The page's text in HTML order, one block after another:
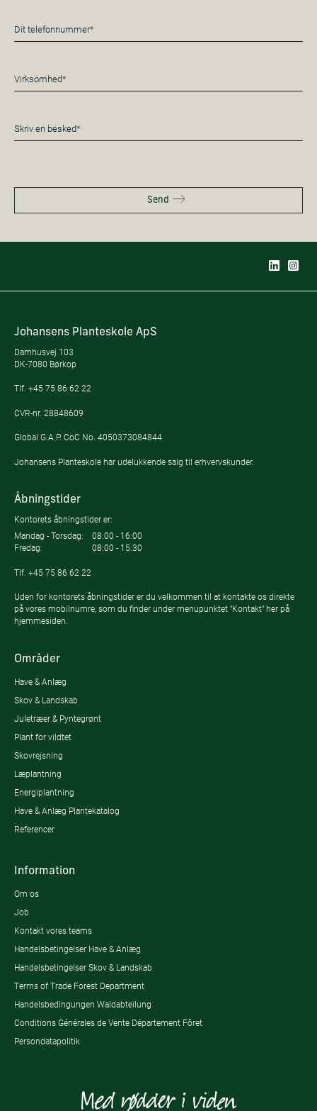
Telefon
*
Virksomhed*
*
Besked
*
Send
Johansens Planteskole ApS
Damhusvej 103
DK-7080 Børkop
Tlf. +45 75 86 62 22
CVR-nr. 28848609
Global G.A.P. CoC No. 4050373084844
Johansens Planteskole har udelukkende salg til erhvervskunder.
Åbningstider
Kontorets åbningstider er:
Mandag - Torsdag:
08:00 - 16:00
Fredag:
08:00 - 15:30
Tlf. +45 75 86 62 22
Uden for kontorets åbningstider er du velkommen til at kontakte os direkte
på vores mobilnumre, som du finder under menupunktet "Kontakt" her på
hjemmesiden.
Områder
Have & Anlæg
Skov & Landskab
Juletræer & Pyntegrønt
Plant for vildtet
Skovrejsning
Læplantning
Energiplantning
Have & Anlæg Plantekatalog
Referencer
Information
Om os
Job
Kontakt vores teams
Handelsbetingelser Have & Anlæg
Handelsbetingelser Skov & Landskab
Terms of Trade Forest Department
Handelsbedingungen Waldabteilung
Conditions Générales de Vente Département Fôret
Persondatapolitik